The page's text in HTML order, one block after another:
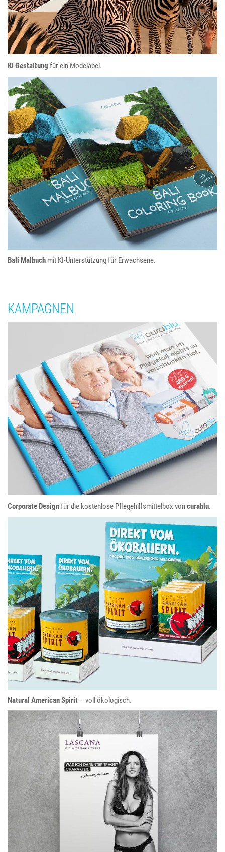
KI Gestaltung für ein Modelabel.
Bali Malbuch
Bali Malbuch mit KI-Unterstützung für Erwachsene.
KAMPAGNEN
curablu
Corporate Designfür die kostenlose Pflegehilfsmittelbox voncurablu.
Natural American Spirit
Natural American Spirit – voll ökologisch.
LASCANA